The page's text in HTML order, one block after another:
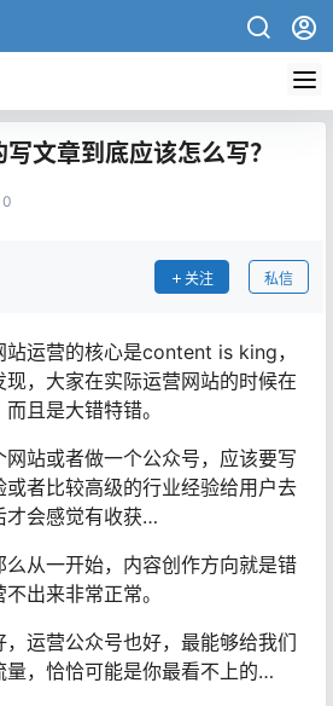
文章到底应该怎么写？
0
关注 私信
运营的核心是content is king，
，大家在实际运营网站的时候在
且是大错特错。
站或者做一个公众号，应该要写
者比较高级的行业经验给用户去
才会感觉有收获…
从一开始，内容创作方向就是错
出来非常正常。
运营公众号也好，最能够给我们
量，恰恰可能是你最看不上的…